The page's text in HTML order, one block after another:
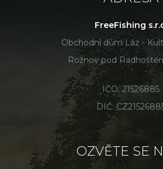
FreeFishing
Obchodní dům Láz -
Rožnov pod
IČO: 21526885
DIČ:
OZVĚTE SE